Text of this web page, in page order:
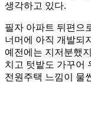
생각하고 있다.
필자 아파트 뒤편으
너머에 아직 개발되
예전에는 지저분했
치고 텃밭도 가꾸어
전원주택 느낌이 물